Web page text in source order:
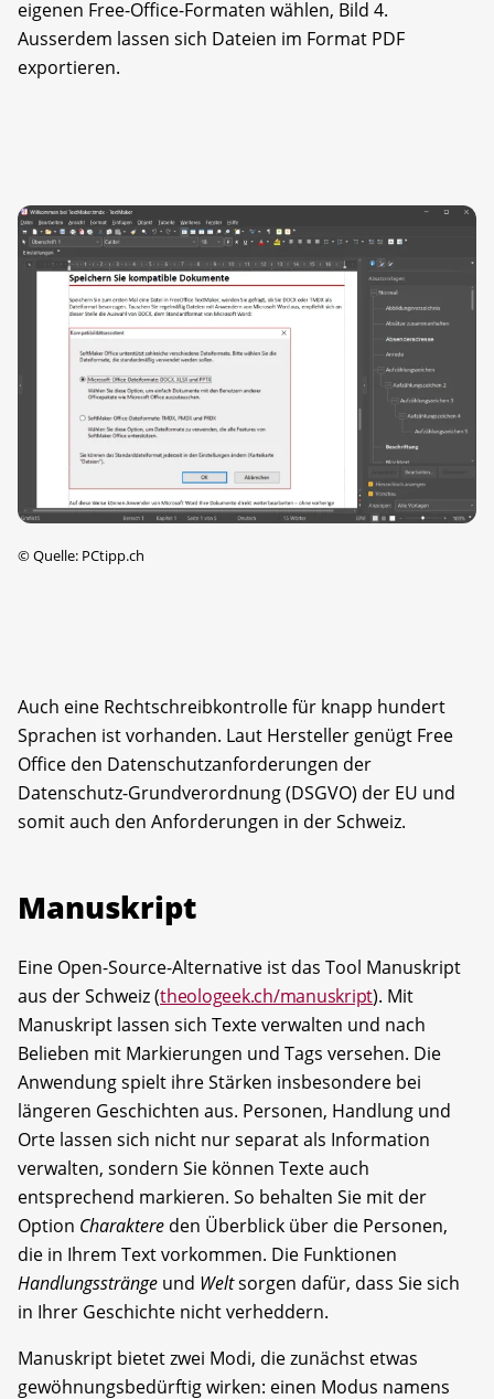
eigenen Free-Office-Formaten wählen, Bild 4.
Ausserdem lassen sich Dateien im Format PDF
exportieren.
©Quelle: PCtipp.ch
Auch eine Rechtschreibkontrolle für knapp hundert
Sprachen ist vorhanden. Laut Hersteller genügt Free
Office den Datenschutzanforderungen der
Datenschutz-Grundverordnung (DSGVO) der EU und
somit auch den Anforderungen in der Schweiz.
Manuskript
Eine Open-Source-Alternative ist das Tool Manuskript
aus der Schweiz (theologeek.ch/manuskript). Mit
Manuskript lassen sich Texte verwalten und nach
Belieben mit Markierungen und Tags versehen. Die
Anwendung spielt ihre Stärken insbesondere bei
längeren Geschichten aus. Personen, Handlung und
Orte lassen sich nicht nur separat als Information
verwalten, sondern Sie können Texte auch
entsprechend markieren. So behalten Sie mit der
Option Charaktere den Überblick über die Personen,
die in Ihrem Text vorkommen. Die Funktionen
Handlungsstränge und Weltsorgen dafür, dass Sie sich
in Ihrer Geschichte nicht verheddern.
Manuskript bietet zwei Modi, die zunächst etwas
gewöhnungsbedürftig wirken: einen Modus namens